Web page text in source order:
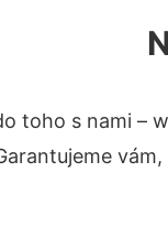
toho s nami –